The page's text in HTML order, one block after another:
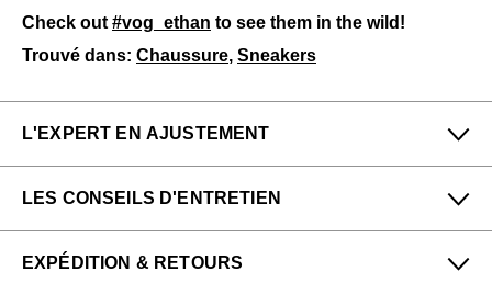
Check out #vog_ethan to see them in the wild!
Trouvé dans: Chaussure, Sneakers
L'EXPERT EN AJUSTEMENT
Reggie & Amber de notre boutique Vancouver
LES CONSEILS D'ENTRETIEN
qui suitrégulièrement:
EXPÉDITION & RETOURS